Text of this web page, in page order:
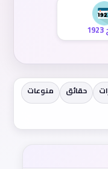
حقائق
منوعات